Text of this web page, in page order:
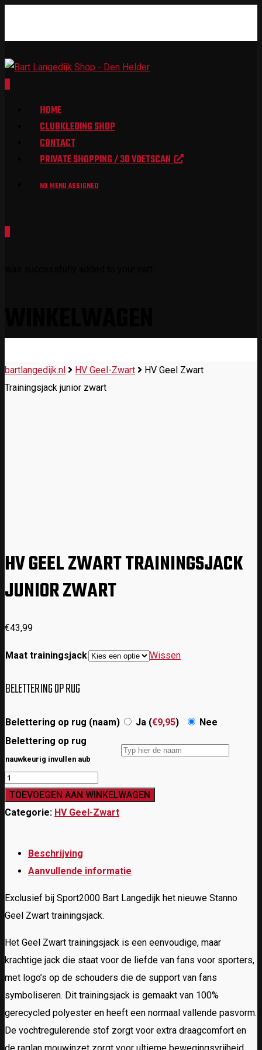
HOME
CLUBKLEDING SHOP
CONTACT
PRIVATE SHOPPING / 3D VOETSCAN
NO MENU ASSIGNED
bartlangedijk.nl HV Geel-Zwart
HV Geel Zwart
Trainingsjack junior zwart
HV GEEL ZWART TRAININGSJACK
JUNIOR ZWART
€43,99
Maat trainingsjack Wissen
BELETTERING OP RUG
Belettering op rug (naam) Ja (€9,95)
Nee
Belettering op rug
nauwkeurig invullen aub
HV
Geel
Zwart
junior
TOEVOEGEN AAN WINKELWAGEN
Categorie: HV Geel-Zwart
Beschrijving
Aanvullende informatie
Exclusief bij Sport2000 Bart Langedijk het nieuwe Stanno
Geel Zwart trainingsjack.
Het Geel Zwart trainingsjack is een eenvoudige, maar
krachtige jack die staat voor de liefde van fans voor sporters,
met logo’s op de schouders die de support van fans
symboliseren. Dit trainingsjack is gemaakt van 100%
gerecycled polyester en heeft een normaal vallende pasvorm.
De vochtregulerende stof zorgt voor extra draagcomfort en